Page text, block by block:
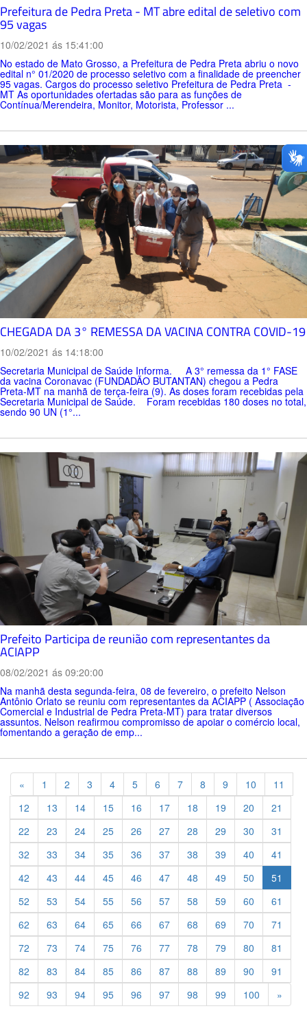
Prefeitura de Pedra Preta - MT abre edital de seletivo com
95 vagas
10/02/2021 ás 15:41:00
No estado de Mato Grosso, a Prefeitura de Pedra Preta abriu o novo
edital n° 01/2020 de processo seletivo com a finalidade de preencher
95 vagas. Cargos do processo seletivo Prefeitura de Pedra Preta -
MT As oportunidades ofertadas são para as funções de
Contínua/Merendeira, Monitor, Motorista, Professor ...
CHEGADA DA 3° REMESSA DA VACINA CONTRA COVID-19
10/02/2021 ás 14:18:00
Secretaria Municipal de Saúde Informa. A 3° remessa da 1° FASE
da vacina Coronavac (FUNDADÃO BUTANTAN) chegou a Pedra
Preta-MT na manhã de terça-feira (9). As doses foram recebidas pela
Secretaria Municipal de Saúde. Foram recebidas 180 doses no total,
sendo 90 UN (1°...
Prefeito Participa de reunião com representantes da
ACIAPP
08/02/2021 ás 09:20:00
Na manhã desta segunda-feira, 08 de fevereiro, o prefeito Nelson
Antônio Orlato se reuniu com representantes da ACIAPP ( Associação
Comercial e Industrial de Pedra Preta-MT) para tratar diversos
assuntos. Nelson reafirmou compromisso de apoiar o comércio local,
fomentando a geração de emp...
« Previous
1 2 3 4 5 6 7 8 9 10
11
12
13 14 15 16 17 18 19 20
21
22
23 24 25 26 27 28 29 30
31
32
33 34 35 36 37 38 39 40
41
42
43 44 45 46 47 48 49 50
51
52
53 54 55 56 57 58 59 60
61
62
63 64 65 66 67 68 69 70
71
72
73 74 75 76 77 78 79 80
81
82
83 84 85 86 87 88 89 90
91
92
93 94 95 96 97 98 99 100 »